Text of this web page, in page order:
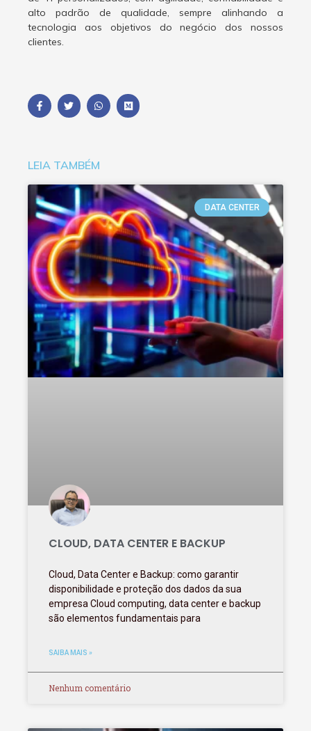
alto padrão de qualidade, sempre alinhando a
tecnologia aos objetivos do negócio dos nossos
clientes.
LEIA TAMBÉM
DATA CENTER
CLOUD, DATA CENTER E BACKUP
Cloud, Data Center e Backup: como garantir
disponibilidade e proteção dos dados da sua
empresa Cloud computing, data center e backup
são elementos fundamentais para
SAIBA MAIS »
Nenhum comentário